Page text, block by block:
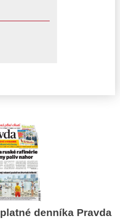
denníka Pravda